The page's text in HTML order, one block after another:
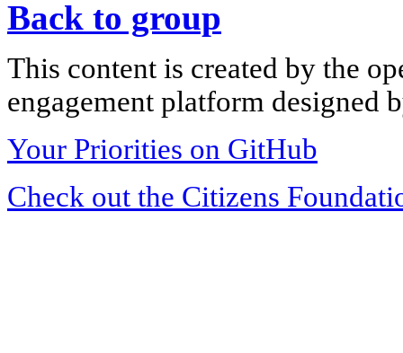
Back to group
This content is created by the
engagement platform designed
Your Priorities on GitHub
Check out the Citizens